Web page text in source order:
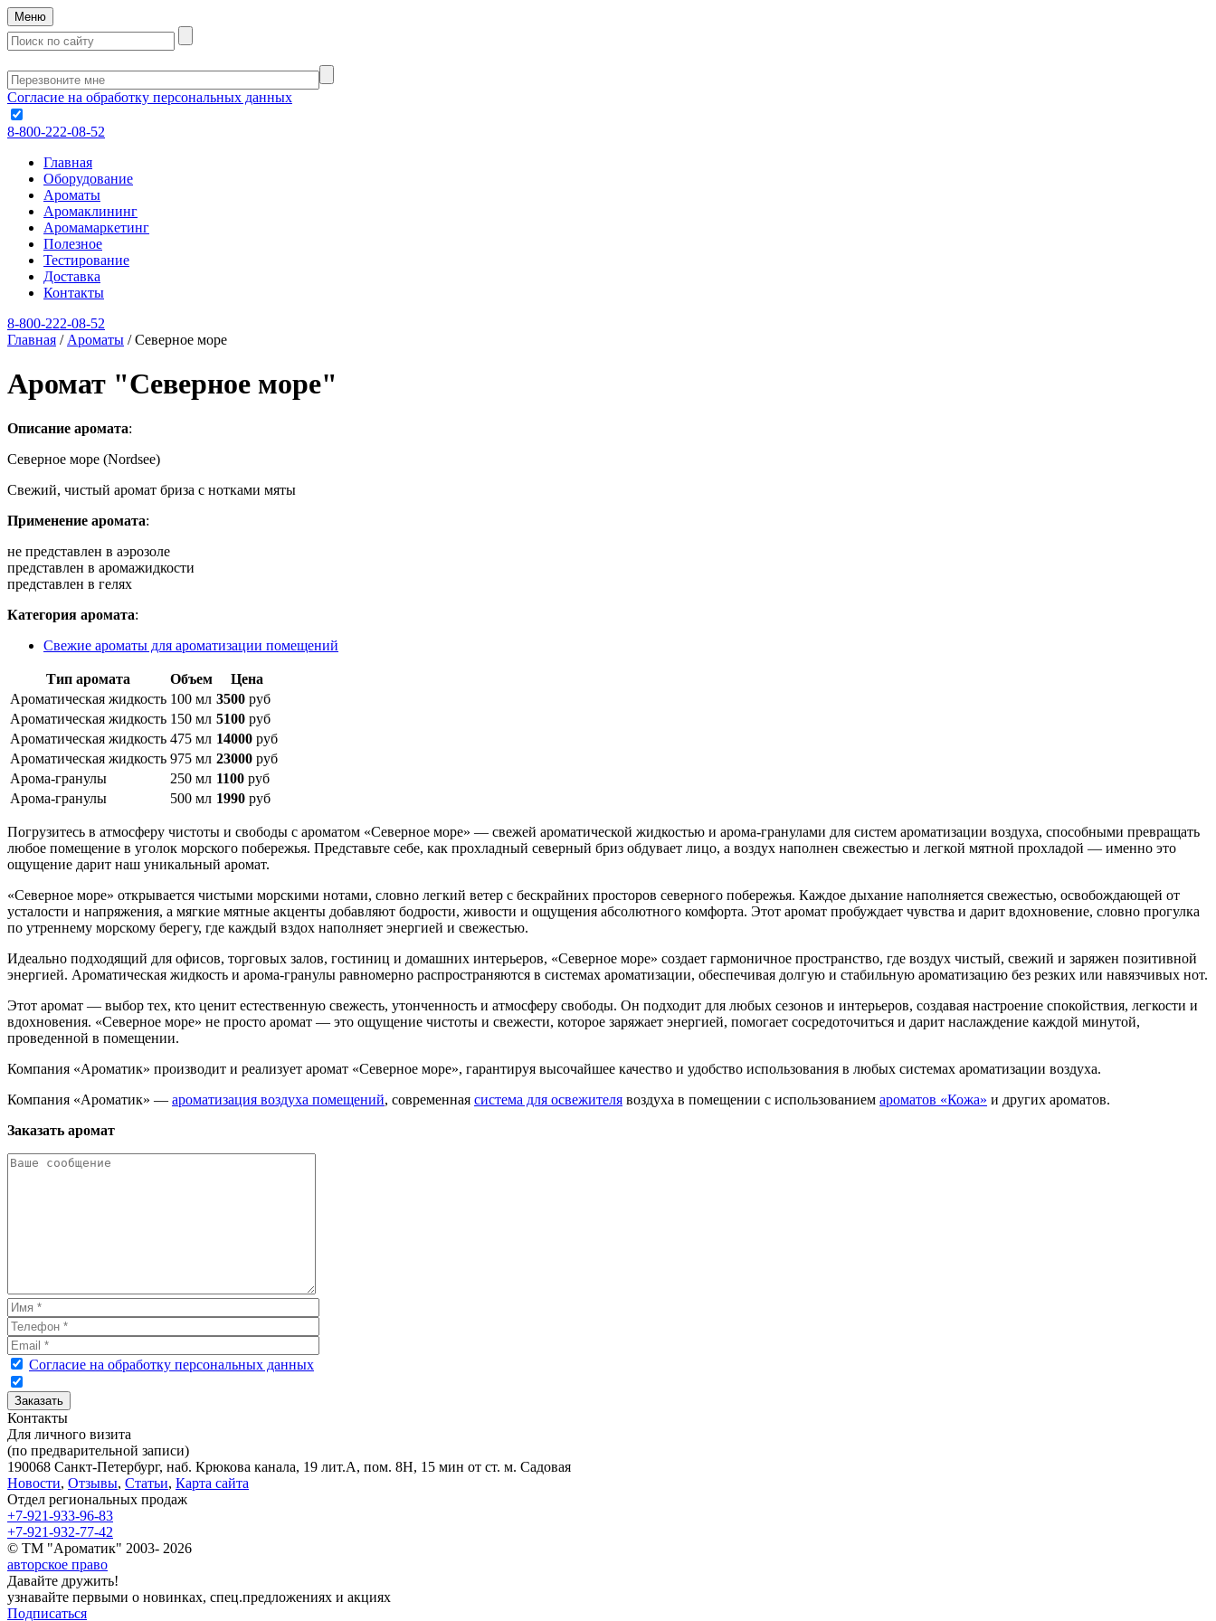
Меню
Согласие на обработку персональных данных
8-800-222-08-52
Главная
Оборудование
Ароматы
Аромаклининг
Аромамаркетинг
Полезное
Тестирование
Доставка
Контакты
8-800-222-08-52
Главная / Ароматы /Северное море
Аромат "Северное море"
Описание аромата:
Северное море (Nordsee)
Свежий, чистый аромат бриза с нотками мяты
Применение аромата:
не представлен в аэрозоле
представлен в аромажидкости
представлен в гелях
Категория аромата:
Свежие ароматы для ароматизации помещений
Тип аромата Объем
Цена
Ароматическая жидкость 100 мл 3500 руб
Ароматическая жидкость 150 мл 5100 руб
Ароматическая жидкость 475 мл 14000 руб
Ароматическая жидкость 975 мл 23000 руб
Арома-гранулы
250 мл 1100 руб
Арома-гранулы
500 мл 1990 руб
Погрузитесь в атмосферу чистоты и свободы с ароматом «Северное море» — свежей ароматической жидкостью и арома-гранулами для систем ароматизации воздуха, способными превращать
любое помещение в уголок морского побережья. Представьте себе, как прохладный северный бриз обдувает лицо, а воздух наполнен свежестью и легкой мятной прохладой — именно это
ощущение дарит наш уникальный аромат.
«Северное море» открывается чистыми морскими нотами, словно легкий ветер с бескрайних просторов северного побережья. Каждое дыхание наполняется свежестью, освобождающей от
усталости и напряжения, а мягкие мятные акценты добавляют бодрости, живости и ощущения абсолютного комфорта. Этот аромат пробуждает чувства и дарит вдохновение, словно прогулка
по утреннему морскому берегу, где каждый вздох наполняет энергией и свежестью.
Идеально подходящий для офисов, торговых залов, гостиниц и домашних интерьеров, «Северное море» создает гармоничное пространство, где воздух чистый, свежий и заряжен позитивной
энергией. Ароматическая жидкость и арома-гранулы равномерно распространяются в системах ароматизации, обеспечивая долгую и стабильную ароматизацию без резких или навязчивых нот.
Этот аромат — выбор тех, кто ценит естественную свежесть, утонченность и атмосферу свободы. Он подходит для любых сезонов и интерьеров, создавая настроение спокойствия, легкости и
вдохновения. «Северное море» не просто аромат — это ощущение чистоты и свежести, которое заряжает энергией, помогает сосредоточиться и дарит наслаждение каждой минутой,
проведенной в помещении.
Компания «Ароматик» производит и реализует аромат «Северное море», гарантируя высочайшее качество и удобство использования в любых системах ароматизации воздуха.
Компания «Ароматик» — ароматизация воздуха помещений, современная система для освежителя воздуха в помещении с использованием ароматов «Кожа» и других ароматов.
Заказать аромат
Согласие на обработку персональных данных
Контакты
Для личного визита
(по предварительной записи)
190068 Санкт-Петербург, наб. Крюкова канала, 19 лит.А, пом. 8Н, 15 мин от ст. м. Садовая
Новости, Отзывы, Статьи, Карта сайта
Отдел региональных продаж
+7-921-933-96-83
+7-921-932-77-42
© ТМ "Ароматик" 2003- 2026
авторское право
Давайте дружить!
узнавайте первыми о новинках, спец.предложениях и акциях
Подписаться